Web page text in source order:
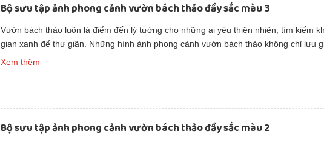
Bộ sưu tập ảnh phong cảnh vườn bách thảo đầy sắc màu 3
Vườn bách thảo luôn là điểm đến lý tưởng cho những ai yêu thiên nhiên, tìm kiếm
gian xanh để thư giãn. Những hình ảnh phong cảnh vườn bách thảo không chỉ lưu
đẹp thuần khiết của cây cỏ mà còn truyền cảm hứng cho lối sống xanh và hòa hợp
Xem thêm
Bộ sưu tập ảnh phong cảnh vườn bách thảo đầy sắc màu 2